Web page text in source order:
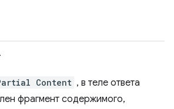
Content , в теле ответа
фрагмент содержимого,